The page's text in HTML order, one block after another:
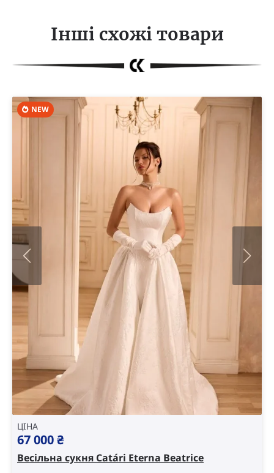
Інші схожі товари
NEW
ЦІНА
67 000₴
Весільна сукня Catári Eterna Beatrice